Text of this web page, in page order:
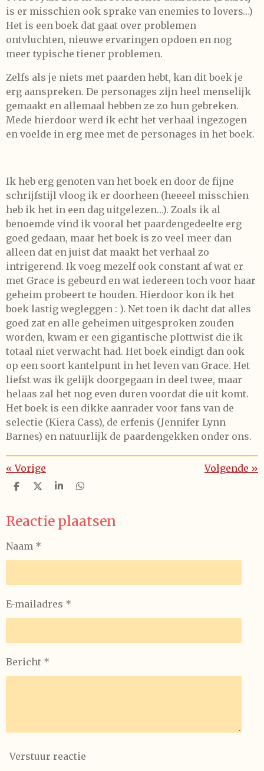
is er misschien ook sprake van enemies to lovers…)
Het is een boek dat gaat over problemen
ontvluchten, nieuwe ervaringen opdoen en nog
meer typische tiener problemen.
Zelfs als je niets met paarden hebt, kan dit boek je
erg aanspreken. De personages zijn heel menselijk
gemaakt en allemaal hebben ze zo hun gebreken.
Mede hierdoor werd ik echt het verhaal ingezogen
en voelde in erg mee met de personages in het boek.
Ik heb erg genoten van het boek en door de fijne
schrijfstijl vloog ik er doorheen (heeeel misschien
heb ik het in een dag uitgelezen…). Zoals ik al
benoemde vind ik vooral het paardengedeelte erg
goed gedaan, maar het boek is zo veel meer dan
alleen dat en juist dat maakt het verhaal zo
intrigerend. Ik voeg mezelf ook constant af wat er
met Grace is gebeurd en wat iedereen toch voor haar
geheim probeert te houden. Hierdoor kon ik het
boek lastig wegleggen : ). Net toen ik dacht dat alles
goed zat en alle geheimen uitgesproken zouden
worden, kwam er een gigantische plottwist die ik
totaal niet verwacht had. Het boek eindigt dan ook
op een soort kantelpunt in het leven van Grace. Het
liefst was ik gelijk doorgegaan in deel twee, maar
helaas zal het nog even duren voordat die uit komt.
Het boek is een dikke aanrader voor fans van de
selectie (Kiera Cass), de erfenis (Jennifer Lynn
Barnes) en natuurlijk de paardengekken onder ons.
«Vorige Volgende »
D
e
n
D
l
S
r
e
D
e
n
Reactie plaatsen
Naam *
E-mailadres *
Bericht *
Verstuur reactie